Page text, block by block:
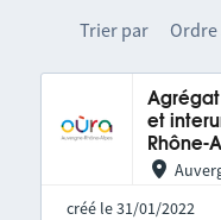
Trier par
Agrégat
et
Rhône-
créé le 31/01/2022